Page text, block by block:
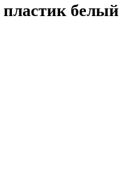
пластик белый